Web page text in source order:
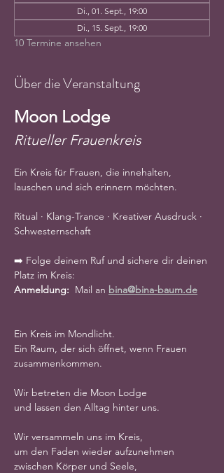
Di., 01. Sept., 19:00
Di., 15. Sept., 19:00
10 Termine ansehen
Über die Veranstaltung
Moon Lodge
Ritueller Frauenkreis
Ein Kreis für Frauen, die innehalten,
lauschen und sich erinnern möchten.
Ritual · Klang-Trance · Kreativer Ausdruck ·
Schwesternschaft
➡️ Folge deinem Ruf und sichere dir deinen
Platz im Kreis:
Anmeldung: Mail an bina@bina-baum.de
Ein Kreis im Mondlicht.
Ein Raum, der sich öffnet, wenn Frauen
zusammenkommen.
Wir betreten die Moon Lodge
und lassen den Alltag hinter uns.
Wir versammeln uns im Kreis,
um den Faden wieder aufzunehmen
zwischen Körper und Seele,